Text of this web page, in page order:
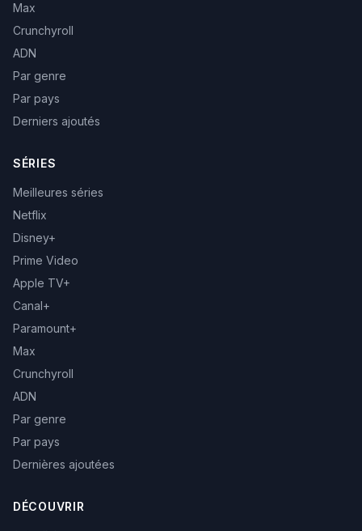
Max
Crunchyroll
ADN
Par genre
Par pays
Derniers ajoutés
SÉRIES
Meilleures séries
Netflix
Disney+
Prime Video
Apple TV+
Canal+
Paramount+
Max
Crunchyroll
ADN
Par genre
Par pays
Dernières ajoutées
DÉCOUVRIR